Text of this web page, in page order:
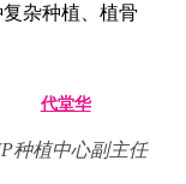
杂种植、植骨
代堂华
种植中心副主任